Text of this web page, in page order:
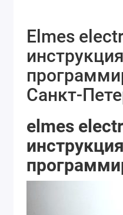
Elmes
инструкция
Санкт-
elmes
инструкция